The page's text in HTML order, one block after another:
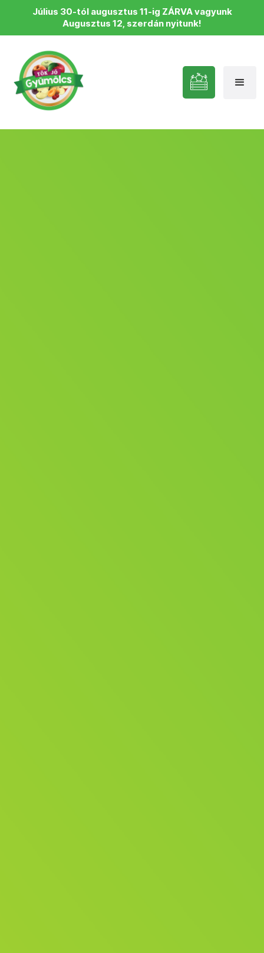
Július 30-tól augusztus 11-ig ZÁRVA vagyunk
Augusztus 12, szerdán nyitunk!